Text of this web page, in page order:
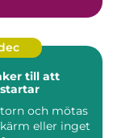
till att
och mötas
eller inget